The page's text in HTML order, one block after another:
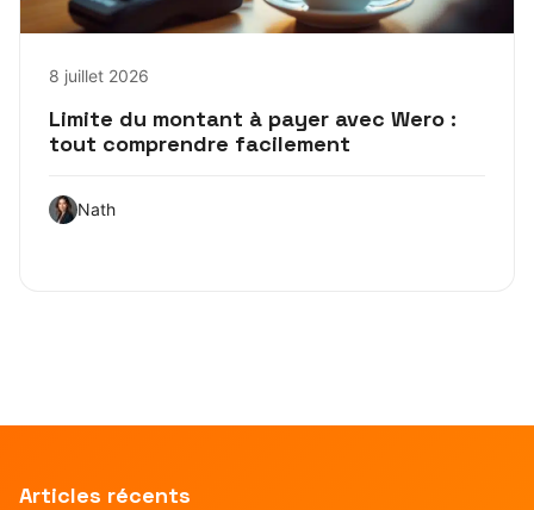
8 juillet 2026
Limite du montant à payer avec Wero :
tout comprendre facilement
Nath
Articles récents